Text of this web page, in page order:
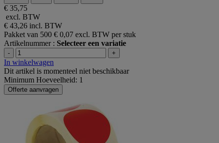
€ 35,75
excl. BTW
€ 43,26 incl. BTW
Pakket van 500 € 0,07 excl. BTW per stuk
Artikelnummer : Selecteer een variatie
- +
In winkelwagen
Dit artikel is momenteel niet beschikbaar
Minimum Hoeveelheid: 1
Offerte aanvragen